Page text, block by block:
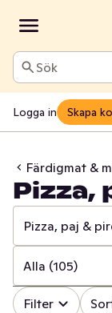
Sök
Logga in Skapa
Färdigmat &
Pizza,
Pizza, paj &
✓ Alla (629)
✓ Färdiglagat
Alla (105)
✓ Alla (105)
Filter